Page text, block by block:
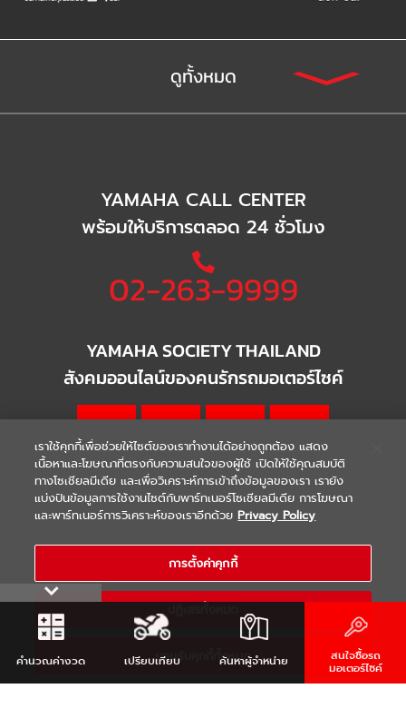
ดูทั้งหมด
YAMAHA CALL CENTER
พร้อมให้บริการตลอด 24 ชั่วโมง
02-263-9999
YAMAHA SOCIETY THAILAND
สังคมออนไลน์ของคนรักรถมอเตอร์ไซค์
WARRANTY | Terms & Conditions
COPYRIGHT 2021 THAI YAMAHA MOTOR CO.,LTD. ALL RIGHTS
RESERVED
คำนวณค่างวด เปรียบเทียบ ค้นหาผู้จำหน่าย สนใจซื้อรถ
มอเตอร์ไซค์
เราใช้คุกกี้เพื่อช่วยให้ไซต์ของเราทำงานได้อย่างถูกต้อง แสดง
เนื้อหาและโฆษณาที่ตรงกับความสนใจของผู้ใช้ เปิดให้ใช้คุณสมบัติ
ทางโซเชียลมีเดีย และเพื่อวิเคราะห์การเข้าถึงข้อมูลของเรา เรายัง
แบ่งปันข้อมูลการใช้งานไซต์กับพาร์ทเนอร์โซเชียลมีเดีย การโฆษณา
และพาร์ทเนอร์การวิเคราะห์ของเราอีกด้วย Privacy Policy
การตั้งค่าคุกกี้
ยอมรับคุกกี้ทั้งหมด